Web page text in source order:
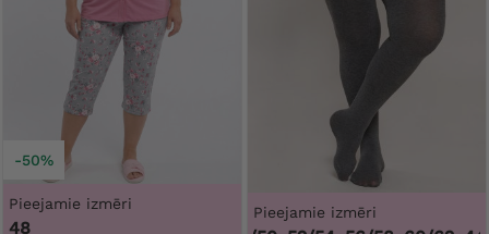
-50%
Pieejamie izmēri
48
Pieejamie izmēri